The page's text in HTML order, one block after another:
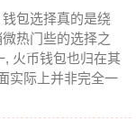
包选择真的是绕
热门些的选择之
, 火币钱包也归在其
实际上并非完全一